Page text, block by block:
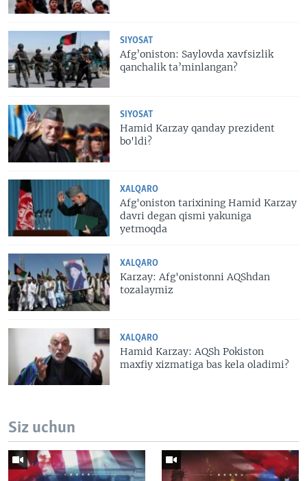
SIYOSAT
Afg’oniston: Saylovda xavfsizlik
qanchalik ta’minlangan?
SIYOSAT
Hamid Karzay qanday prezident
bo'ldi?
XALQARO
Afg'oniston tarixining Hamid Karzay
davri degan qismi yakuniga
yetmoqda
XALQARO
Karzay: Afg'onistonni AQShdan
tozalaymiz
XALQARO
Hamid Karzay: AQSh Pokiston
maxfiy xizmatiga bas kela oladimi?
Siz uchun